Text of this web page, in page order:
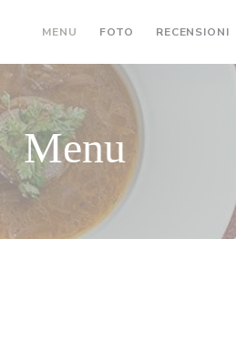
MENU FOTO RECENSIONI
Menu